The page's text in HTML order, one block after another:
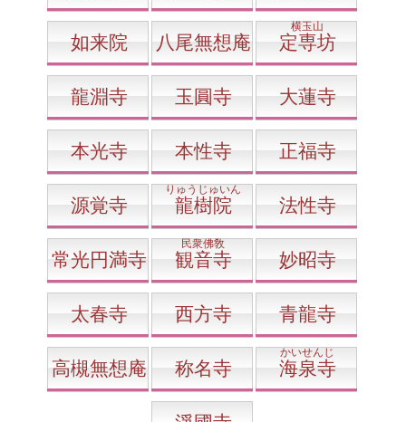
如来院 八尾無想庵
横玉山
定専坊
龍淵寺 玉圓寺 大蓮寺
本光寺 本性寺 正福寺
源覚寺
りゅうじゅいん
龍樹院 法性寺
常光円満寺
民衆佛敎
観音寺 妙昭寺
太春寺 西方寺 青龍寺
高槻無想庵 称名寺
かいせんじ
海泉寺